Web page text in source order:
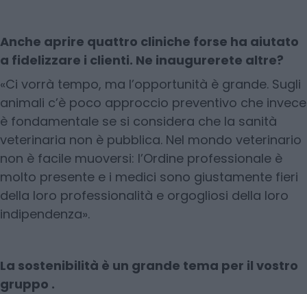
Anche aprire quattro cliniche forse ha aiutato
a fidelizzare i clienti. Ne inaugurerete altre?
«Ci vorrà tempo, ma l’opportunità è grande. Sugli
animali c’è poco approccio preventivo che invece
è fondamentale se si considera che la sanità
veterinaria non è pubblica. Nel mondo veterinario
non è facile muoversi: l’Ordine professionale è
molto presente e i medici sono giustamente fieri
della loro professionalità e orgogliosi della loro
indipendenza».
La sostenibilità è un grande tema per il vostro
gruppo .